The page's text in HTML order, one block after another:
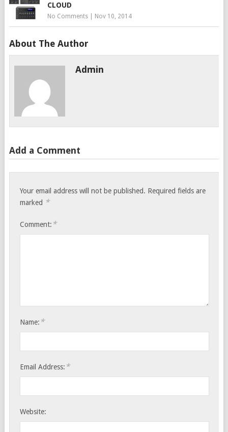
CLOUD
No Comments| Nov 10, 2014
About The Author
Admin
Add a Comment
Your email address will not be published. Required fields are
marked *
Comment: *
Name: *
Email Address: *
Website: